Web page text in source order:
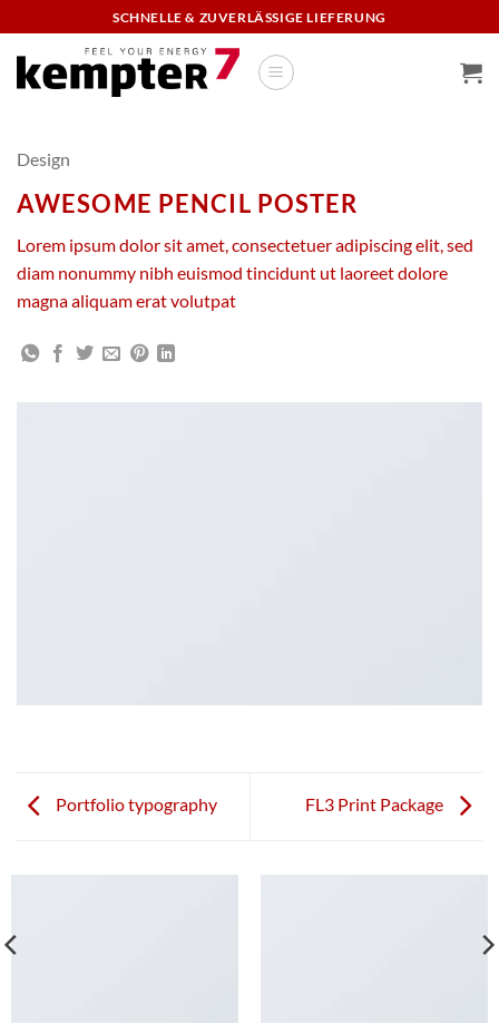
Inhalt
springen
SCHNELLE & ZUVERLÄSSIGE LIEFERUNG
Design
AWESOME PENCIL POSTER
Lorem ipsum dolor sit amet, consectetuer adipiscing elit, sed
diam nonummy nibh euismod tincidunt ut laoreet dolore
magna aliquam erat volutpat
Portfolio typography FL3 Print Package